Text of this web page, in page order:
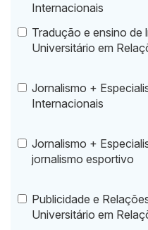
Internacionais
Tradução e ensino de
Universitário em
Jornalismo +
Internacionais
Jornalismo +
jornalismo esportivo
Publicidade e
Universitário em